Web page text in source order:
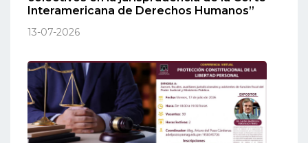
Interamericana de Derechos Humanos”
13-07-2026